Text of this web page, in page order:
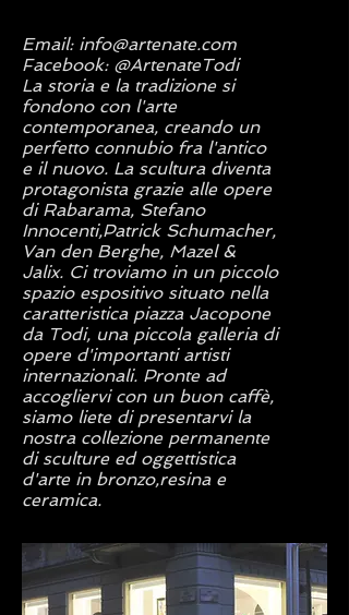
Email: info@artenate.com
Facebook: @ArtenateTodi​
La storia e la tradizione si
fondono con l'arte
contemporanea, creando un
perfetto connubio fra l'antico
e il nuovo. La scultura diventa
protagonista grazie alle opere
di Rabarama, Stefano
Innocenti,Patrick Schumacher,
Van den Berghe, Mazel &
Jalix. Ci troviamo in un piccolo
spazio espositivo situato nella
caratteristica piazza Jacopone
da Todi, una piccola galleria di
opere d'importanti artisti
internazionali. Pronte ad
accogliervi con un buon caffè,
siamo liete di presentarvi la
nostra collezione permanente
di sculture ed oggettistica
d'arte in bronzo,resina e
ceramica.